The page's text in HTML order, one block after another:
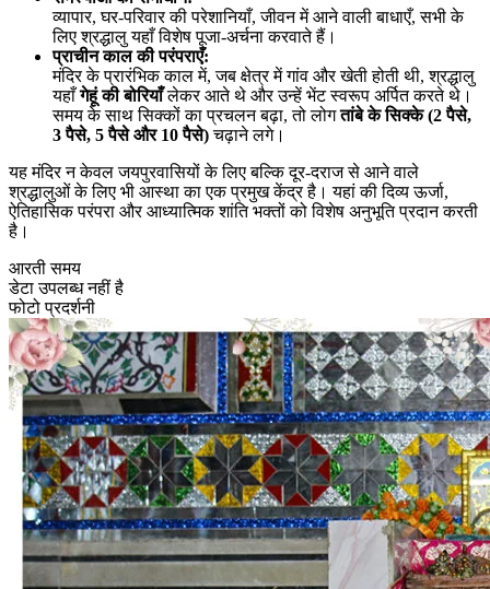
व्यापार, घर-परिवार की परेशानियाँ, जीवन में आने वाली बाधाएँ, सभी के
लिए श्रद्धालु यहाँ विशेष पूजा-अर्चना करवाते हैं।
प्राचीन काल की परंपराएँ:
मंदिर के प्रारंभिक काल में, जब क्षेत्र में गांव और खेती होती थी, श्रद्धालु
यहाँगेहूं की बोरियाँलेकर आते थे और उन्हें भेंट स्वरूप अर्पित करते थे।
समय के साथ सिक्कों का प्रचलन बढ़ा, तो लोगतांबे के सिक्के (2 पैसे,
3 पैसे, 5 पैसे और 10 पैसे)चढ़ाने लगे।
यह मंदिर न केवल जयपुरवासियों के लिए बल्कि दूर-दराज से आने वाले
श्रद्धालुओं के लिए भी आस्था का एक प्रमुख केंद्र है। यहां की दिव्य ऊर्जा,
ऐतिहासिक परंपरा और आध्यात्मिक शांति भक्तों को विशेष अनुभूति प्रदान करती
है।
आरती समय
डेटा उपलब्ध नहीं है
फोटो प्रदर्शनी